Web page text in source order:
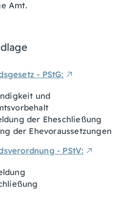
Amt.
- PStG:
und
der Eheschließung
der Ehevoraussetzungen
- PStV: